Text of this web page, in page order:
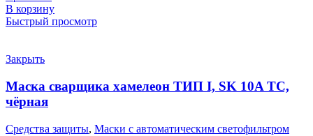
В корзину
Быстрый просмотр
Закрыть
Маска сварщика хамелеон ТИП I, SK 10A TC,
чёрная
Средства защиты, Маски с автоматическим светофильтром